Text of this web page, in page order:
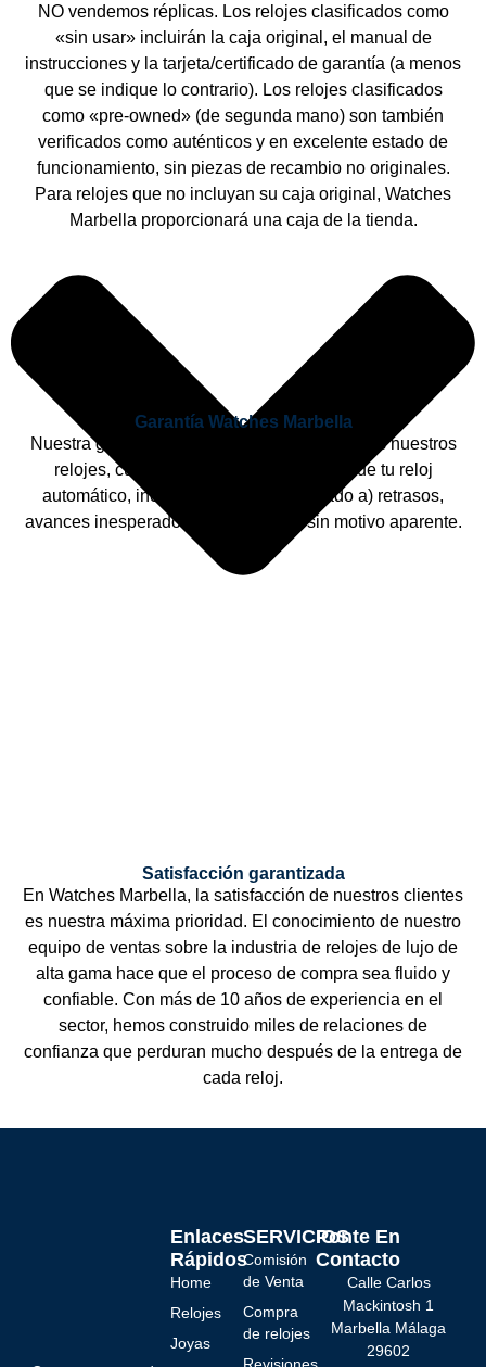
NO vendemos réplicas. Los relojes clasificados como
«sin usar» incluirán la caja original, el manual de
instrucciones y la tarjeta/certificado de garantía (a menos
que se indique lo contrario). Los relojes clasificados
como «pre-owned» (de segunda mano) son también
verificados como auténticos y en excelente estado de
funcionamiento, sin piezas de recambio no originales.
Para relojes que no incluyan su caja original, Watches
Marbella proporcionará una caja de la tienda.
Garantía Watches Marbella
Nuestra garantía, válida por un año para todos nuestros
relojes, cubre las funciones mecánicas de tu reloj
automático, incluyendo (pero no limitado a) retrasos,
avances inesperados o detenciones sin motivo aparente.
Satisfacción garantizada
En Watches Marbella, la satisfacción de nuestros clientes
es nuestra máxima prioridad. El conocimiento de nuestro
equipo de ventas sobre la industria de relojes de lujo de
alta gama hace que el proceso de compra sea fluido y
confiable. Con más de 10 años de experiencia en el
sector, hemos construido miles de relaciones de
confianza que perduran mucho después de la entrega de
cada reloj.
SERVICIOS
Comisión
de Venta
Compra
de relojes
Revisiones
Enlaces
Rápidos
Home
Relojes
Joyas
Ponte En
Contacto
Calle Carlos
Mackintosh 1
Marbella Málaga
29602